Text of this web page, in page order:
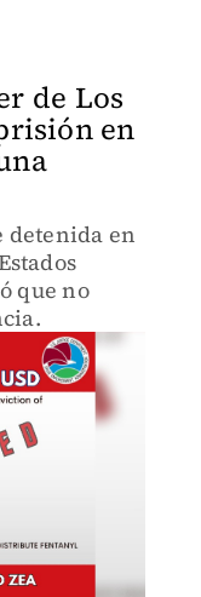
de Los
en
detenida en
que no